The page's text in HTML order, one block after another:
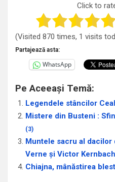
Click to
(Visited 870 times, 1 visits
Partajează asta:
WhatsApp
Pe Aceeași Temă:
Legendele stâncilor
Mistere din Busteni :
(3)
Muntele sacru al
Verne și Victor Kernbach
Chiajna, mânăstirea